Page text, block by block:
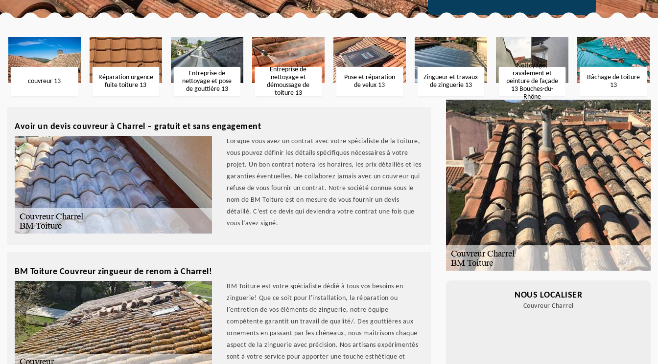
couvreur 13
Réparation urgence
fuite toiture 13
Entreprise de
nettoyage et pose
de gouttière 13
Entreprise de
nettoyage et
démoussage de
toiture 13
Pose et réparation
de velux 13
Zingueur et travaux
de zinguerie 13
Nettoyage,
ravalement et
peinture de façade
13 Bouches-du-
Rhône
Bâchage de toiture
13
Avoir un devis couvreur à Charrel – gratuit et sans engagement
Lorsque vous avez un contrat avec votre spécialiste de la toiture,
vous pouvez définir les détails spécifiques nécessaires à votre
projet. Un bon contrat notera les horaires, les prix détaillés et les
garanties éventuelles. Ne collaborez jamais avec un couvreur qui
refuse de vous fournir un contrat. Notre société connue sous le
nom de BM Toiture est en mesure de vous fournir un devis
détaillé. C’est ce devis qui deviendra votre contrat une fois que
vous l’avez signé.
BM Toiture Couvreur zingueur de renom à Charrel!
BM Toiture est votre spécialiste dédié à tous vos besoins en
zinguerie! Que ce soit pour l'installation, la réparation ou
l'entretien de vos éléments de zinguerie, notre équipe
compétente garantit un travail de qualité/. Des gouttières aux
ornements en passant par les chéneaux, nous maîtrisons chaque
aspect de la zinguerie avec précision. Nos artisans expérimentés
sont à votre service pour apporter une touche esthétique et
NOUS LOCALISER
Couvreur Charrel